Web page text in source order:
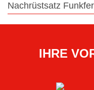
Nachrüstsatz
IHRE